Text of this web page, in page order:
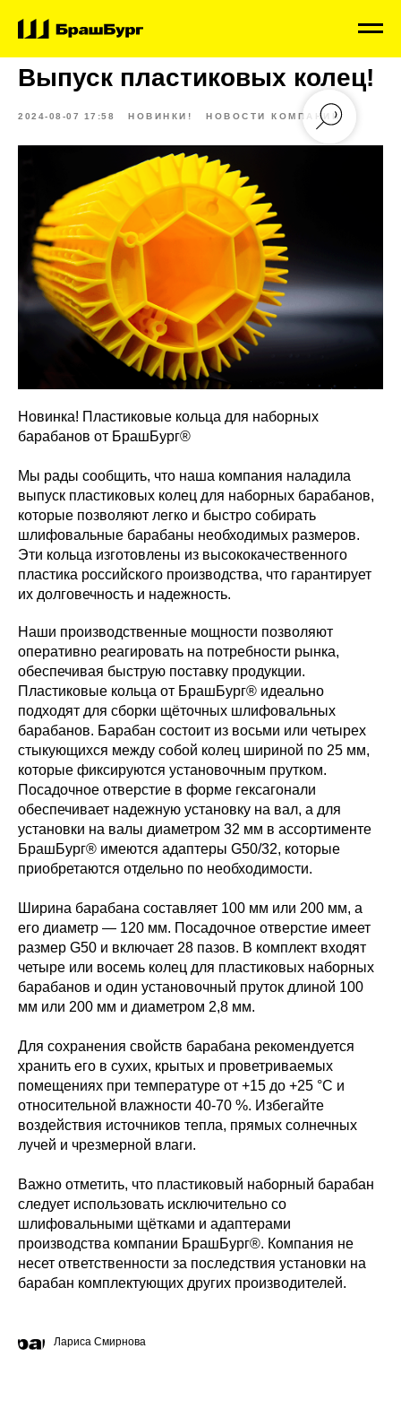
Выпуск пластиковых колец!
2024-08-07 17:58 НОВИНКИ! НОВОСТИ КОМПАНИИ
Новинка! Пластиковые кольца для наборных
барабанов от БрашБург®
Мы рады сообщить, что наша компания наладила
выпуск пластиковых колец для наборных барабанов,
которые позволяют легко и быстро собирать
шлифовальные барабаны необходимых размеров.
Эти кольца изготовлены из высококачественного
пластика российского производства, что гарантирует
их долговечность и надежность.
Наши производственные мощности позволяют
оперативно реагировать на потребности рынка,
обеспечивая быструю поставку продукции.
Пластиковые кольца от БрашБург® идеально
подходят для сборки щёточных шлифовальных
барабанов. Барабан состоит из восьми или четырех
стыкующихся между собой колец шириной по 25 мм,
которые фиксируются установочным прутком.
Посадочное отверстие в форме гексагонали
обеспечивает надежную установку на вал, а для
установки на валы диаметром 32 мм в ассортименте
БрашБург® имеются адаптеры G50/32, которые
приобретаются отдельно по необходимости.
Ширина барабана составляет 100 мм или 200 мм, а
его диаметр — 120 мм. Посадочное отверстие имеет
размер G50 и включает 28 пазов. В комплект входят
четыре или восемь колец для пластиковых наборных
барабанов и один установочный пруток длиной 100
мм или 200 мм и диаметром 2,8 мм.
Для сохранения свойств барабана рекомендуется
хранить его в сухих, крытых и проветриваемых
помещениях при температуре от +15 до +25 °С и
относительной влажности 40-70 %. Избегайте
воздействия источников тепла, прямых солнечных
лучей и чрезмерной влаги.
Важно отметить, что пластиковый наборный барабан
следует использовать исключительно со
шлифовальными щётками и адаптерами
производства компании БрашБург®. Компания не
несет ответственности за последствия установки на
барабан комплектующих других производителей.
Лариса Смирнова